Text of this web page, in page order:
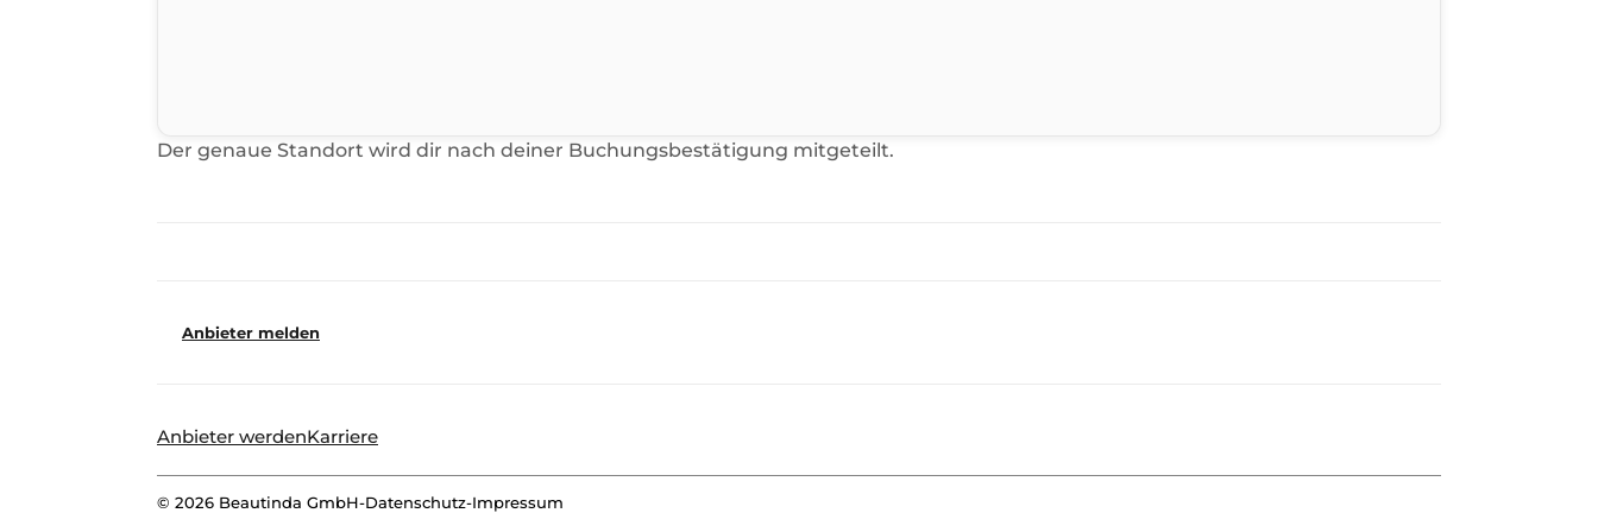
Der genaue Standort wird dir nach deiner Buchungsbestätigung mitgeteilt.
Anbieter melden
Anbieter werdenKarriere
© 2026 Beautinda GmbH-Datenschutz-Impressum